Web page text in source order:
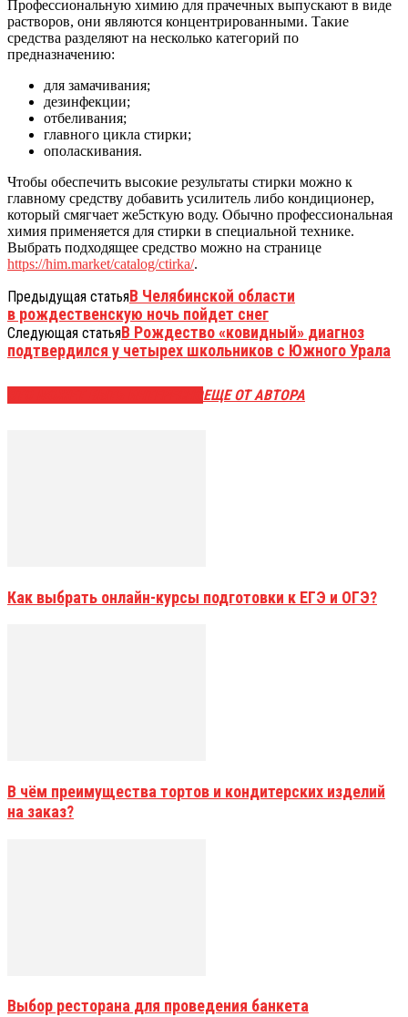
Профессиональную химию для прачечных выпускают в виде
растворов, они являются концентрированными. Такие
средства разделяют на несколько категорий по
предназначению:
для замачивания;
дезинфекции;
отбеливания;
главного цикла стирки;
ополаскивания.
Чтобы обеспечить высокие результаты стирки можно к
главному средству добавить усилитель либо кондиционер,
который смягчает же5сткую воду. Обычно профессиональная
химия применяется для стирки в специальной технике.
Выбрать подходящее средство можно на странице
https://him.market/catalog/ctirka/.
Предыдущая статьяВ Челябинской области
в рождественскую ночь пойдет снег
Следующая статьяВ Рождество «ковидный» диагноз
подтвердился у четырех школьников с Южного Урала
ЕЩЕ ОТ АВТОРА
Как выбрать онлайн-курсы подготовки к ЕГЭ и ОГЭ?
В чём преимущества тортов и кондитерских изделий
на заказ?
Выбор ресторана для проведения банкета